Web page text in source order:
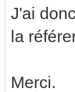
J'ai
la
Merci.